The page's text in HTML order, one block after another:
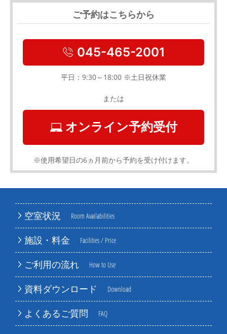
空室状況 Room Availabilities
施設・料金 Facilities / Price
ご利用の流れ How to Use
資料ダウンロード Download
よくあるご質問 FAQ
ご予約はこちらから
045-465-2001
平日：9:30～18:00 ※土日祝休業
または
オンライン予約受付
※使用希望日の6ヵ月前から予約を受け付けます。